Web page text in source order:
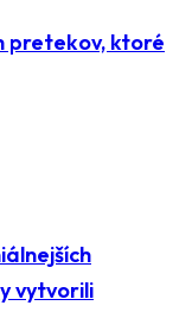
pretekov, ktoré
vytvorili